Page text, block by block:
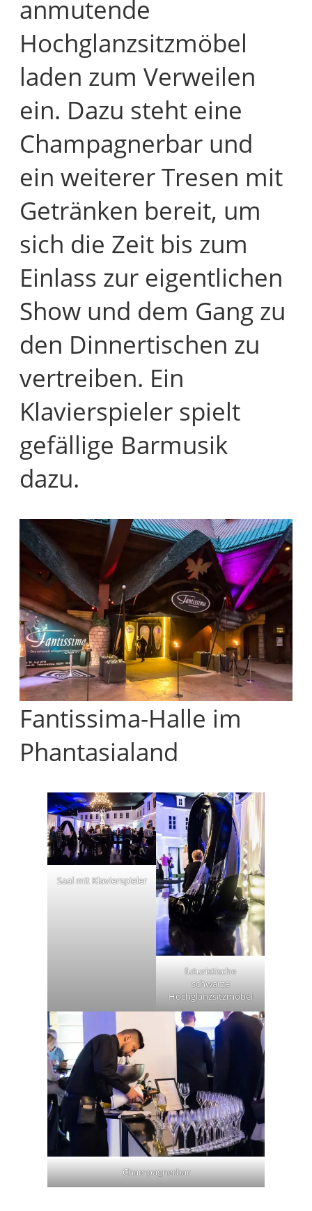
anmutende
Hochglanzsitzmöbel
laden zum Verweilen
ein. Dazu steht eine
Champagnerbar und
ein weiterer Tresen mit
Getränken bereit, um
sich die Zeit bis zum
Einlass zur eigentlichen
Show und dem Gang zu
den Dinnertischen zu
vertreiben. Ein
Klavierspieler spielt
gefällige Barmusik
dazu.
Fantissima-Halle im
Phantasialand
Saal mit Klavierspieler
futuristische
schwarze
Hochglanzsitzmöbel
Champagnerbar